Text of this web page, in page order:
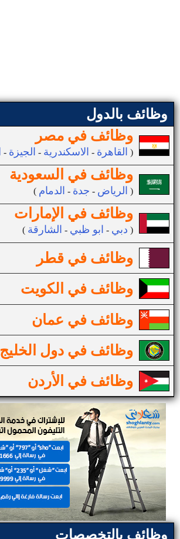
وظائف بالدول
وظائف في مصر
القاهرة - الاسكندرية - الجيزة - )
وظائف في السعودية
( الرياض - جدة - الدمام )
وظائف في الإمارات
( دبي - ابو ظبي - الشارقة )
وظائف في قطر
وظائف في الكويت
وظائف في عمان
وظائف في دول الخليج
وظائف في الأردن
وظائف بالتخصصات